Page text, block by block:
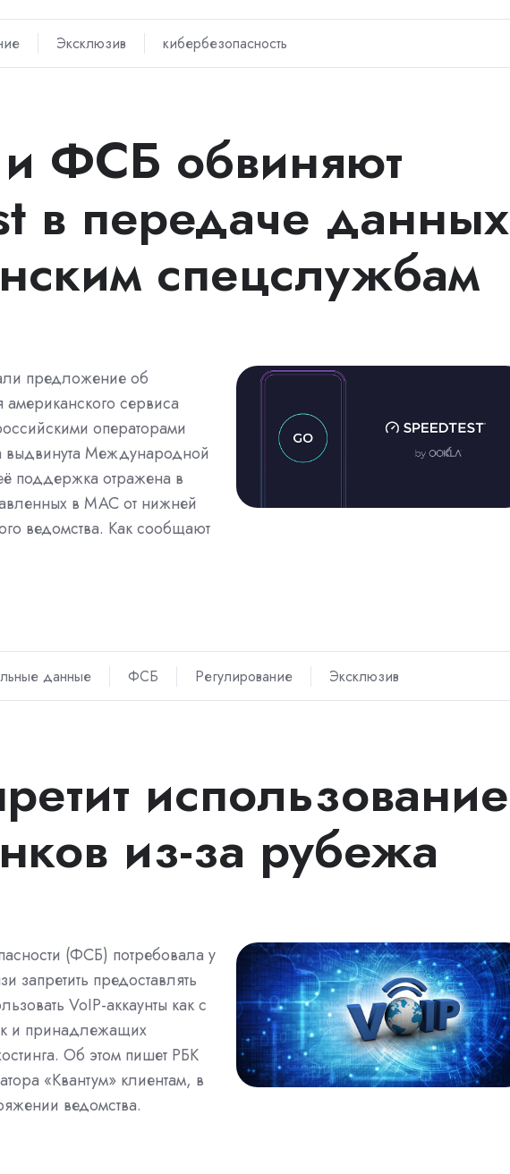
Эксклюзив кибербезопасность
и ФСБ обвиняют
в передаче данных
спецслужбам
предложение об
сервиса
операторами
выдвинута Международной
поддержка отражена в
в МАС от нижней
ведомства. Как сообщают
данные ФСБ Регулирование Эксклюзив
использование
из-за рубежа
(ФСБ) потребовала у
запретить предоставлять
VoIP-аккаунты как с
и принадлежащих
Об этом пишет РБК
«Квантум» клиентам, в
ведомства.